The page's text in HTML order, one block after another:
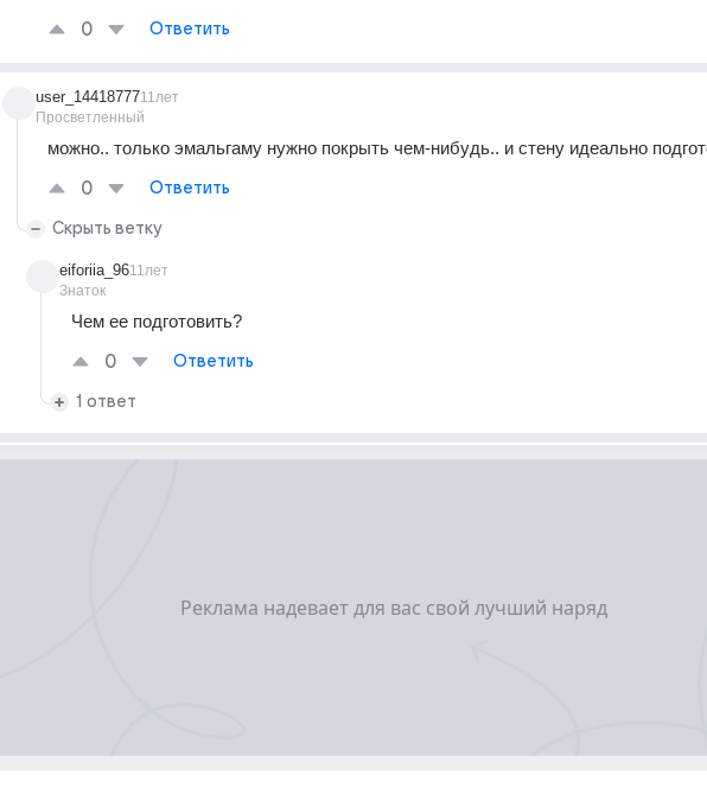
0 Ответить
user_14418777
Просветленный
11лет
можно.. только эмальгаму нужно покрыть чем-нибудь.. и стену идеально
0 Ответить
Скрыть ветку
eiforiia_96
Знаток
11лет
Чем ее подготовить?
0 Ответить
1 ответ